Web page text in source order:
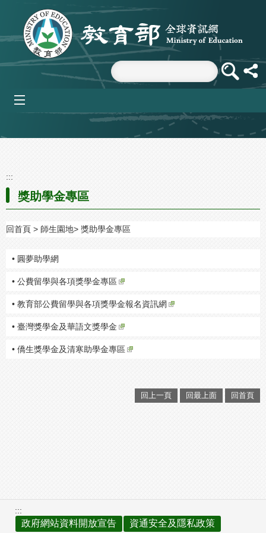
跳到主要內容區塊
:::
獎助學金專區
回首頁 師生園地 獎助學金專區
• 圓夢助學網
• 公費留學與各項獎學金專區
• 教育部公費留學與各項獎學金報名資訊網
• 臺灣獎學金及華語文獎學金
• 僑生獎學金及清寒助學金專區
回上一頁 回最上面 回首頁
:::
政府網站資料開放宣告 資通安全及隱私政策